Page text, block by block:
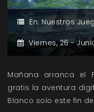
En: Nuestros
Viernes,26 -
Mañana arranca el
gratis la aventura
Blanco solo este fin